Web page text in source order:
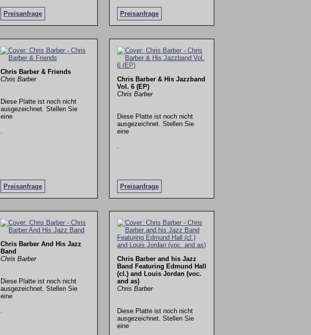
Preisanfrage Preisanfrage
Chris Barber & Friends
Chris Barber
Diese Platte ist noch nicht
ausgezeichnet. Stellen Sie
eine
Preisanfrage
Chris Barber & His Jazzband
Vol. 6 (EP)
Chris Barber
Diese Platte ist noch nicht
ausgezeichnet. Stellen Sie
eine
Preisanfrage
Chris Barber And His Jazz
Band
Chris Barber
Diese Platte ist noch nicht
ausgezeichnet. Stellen Sie
eine
.
Chris Barber and his Jazz
Band Featuring Edmund Hall
(cl.) and Louis Jordan (voc.
and as)
Chris Barber
Diese Platte ist noch nicht
ausgezeichnet. Stellen Sie
eine